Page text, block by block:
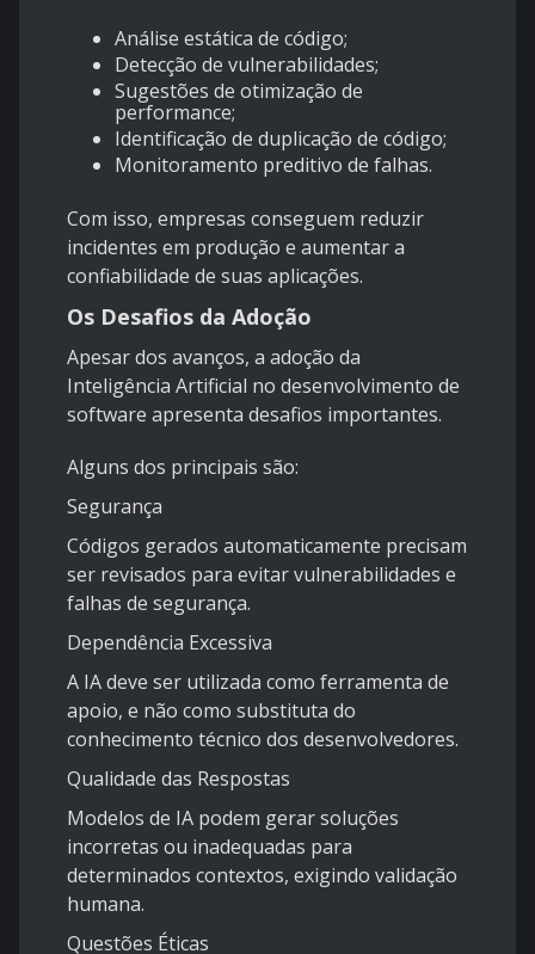
Análise estática de código;
Detecção de vulnerabilidades;
Sugestões de otimização de
performance;
Identificação de duplicação de código;
Monitoramento preditivo de falhas.
Com isso, empresas conseguem reduzir
incidentes em produção e aumentar a
confiabilidade de suas aplicações.
Os Desafios da Adoção
Apesar dos avanços, a adoção da
Inteligência Artificial no desenvolvimento de
software apresenta desafios importantes.
Alguns dos principais são:
Segurança
Códigos gerados automaticamente precisam
ser revisados para evitar vulnerabilidades e
falhas de segurança.
Dependência Excessiva
A IA deve ser utilizada como ferramenta de
apoio, e não como substituta do
conhecimento técnico dos desenvolvedores.
Qualidade das Respostas
Modelos de IA podem gerar soluções
incorretas ou inadequadas para
determinados contextos, exigindo validação
humana.
Questões Éticas